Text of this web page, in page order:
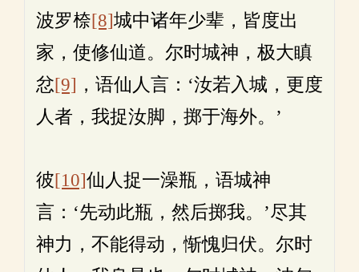
波罗㮈[8]城中诸年少辈，皆度出
家，使修仙道。尔时城神，极大瞋
忿[9] ，语仙人言：‘汝若入城，更度
人者，我捉汝脚，掷于海外。’
彼[10]仙人捉一澡瓶，语城神
言：‘先动此瓶，然后掷我。’尽其
神力，不能得动，惭愧归伏。尔时